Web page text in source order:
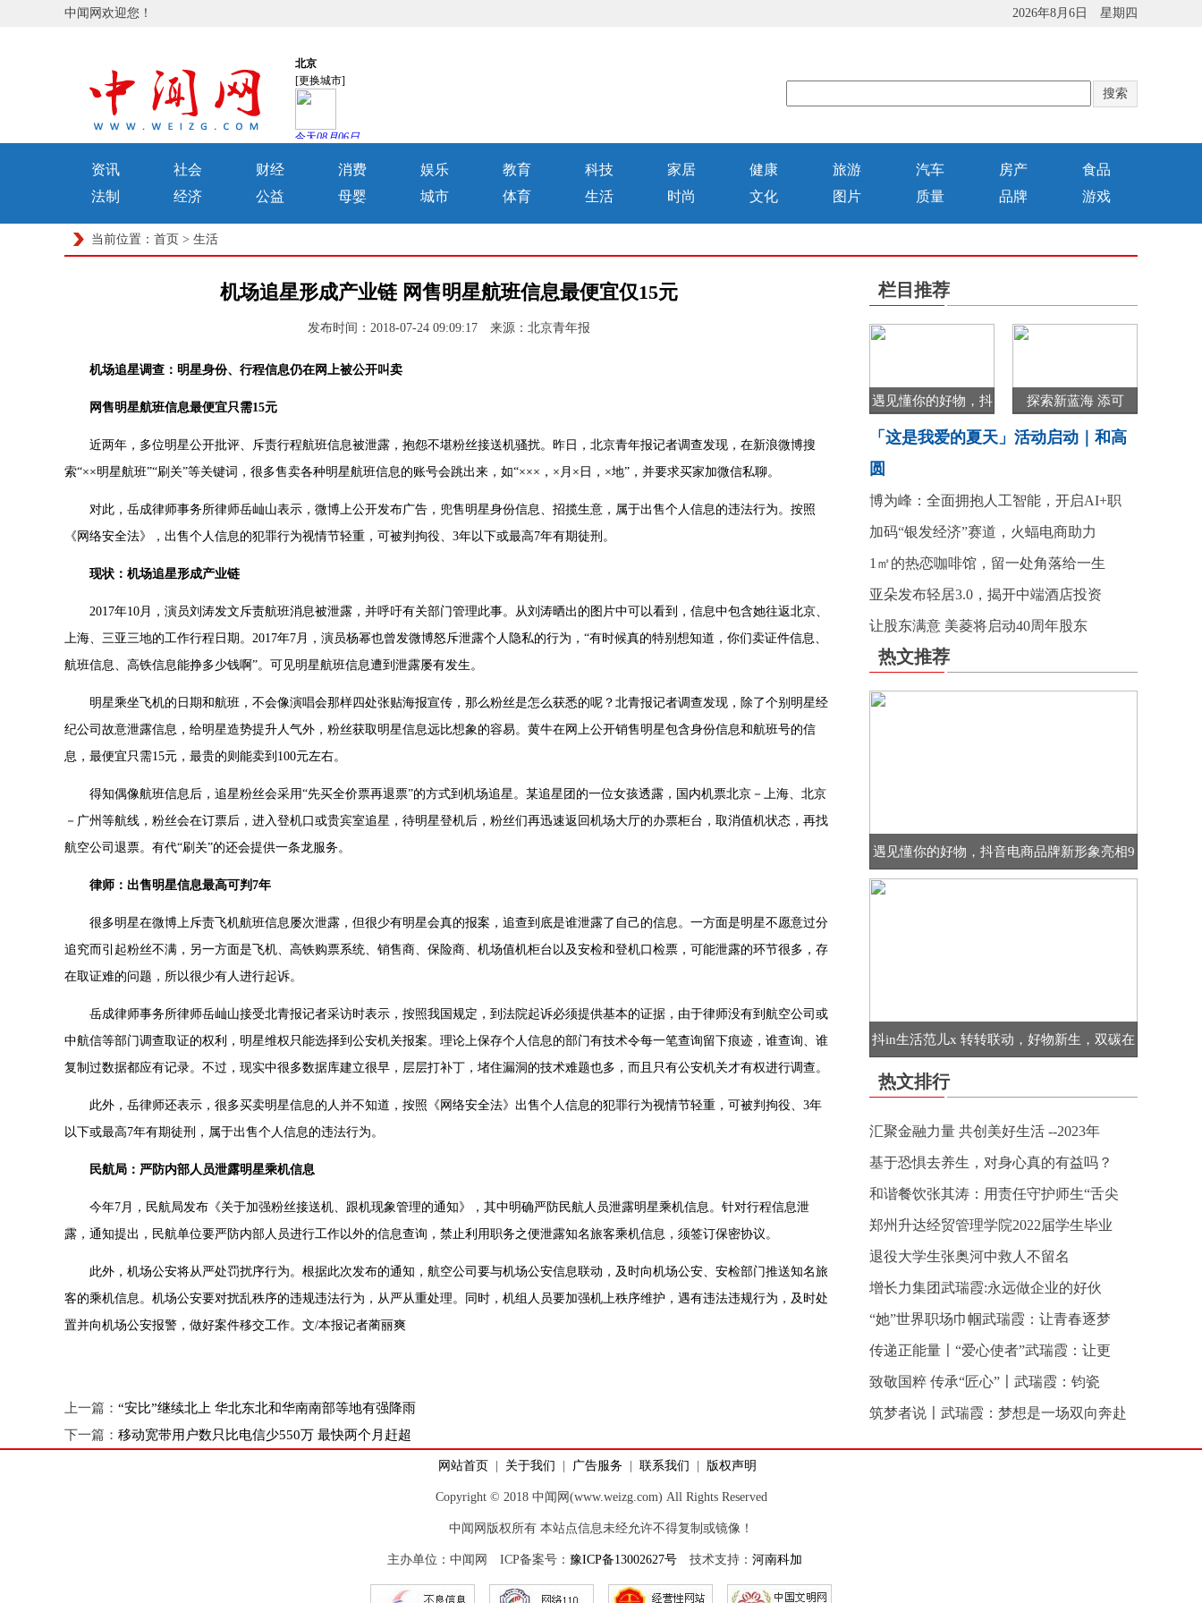
中闻网欢迎您！ 2026年8月6日 星期四
资讯 社会 财经 消费 娱乐 教育 科技 家居 健康 旅游 汽车 房产
食品
法制
经济 公益 母婴 城市 体育 生活 时尚 文化 图片 质量 品牌 游戏
当前位置： 首页 > 生活
机场追星形成产业链 网售明星航班信息最便宜仅15元
发布时间：2018-07-24 09:09:17 来源：北京青年报
机场追星调查：明星身份、行程信息仍在网上被公开叫卖
网售明星航班信息最便宜只需15元
近两年，多位明星公开批评、斥责行程航班信息被泄露，抱怨不堪粉丝接送机骚扰。昨日，北京青年报记者调查发现，在新浪微博搜
索“××明星航班”“刷关”等关键词，很多售卖各种明星航班信息的账号会跳出来，如“×××，×月×日，×地”，并要求买家加微信私聊。
对此，岳成律师事务所律师岳屾山表示，微博上公开发布广告，兜售明星身份信息、招揽生意，属于出售个人信息的违法行为。按照
《网络安全法》，出售个人信息的犯罪行为视情节轻重，可被判拘役、3年以下或最高7年有期徒刑。
现状：机场追星形成产业链
2017年10月，演员刘涛发文斥责航班消息被泄露，并呼吁有关部门管理此事。从刘涛晒出的图片中可以看到，信息中包含她往返北京、
上海、三亚三地的工作行程日期。2017年7月，演员杨幂也曾发微博怒斥泄露个人隐私的行为，“有时候真的特别想知道，你们卖证件信息、
航班信息、高铁信息能挣多少钱啊”。可见明星航班信息遭到泄露屡有发生。
明星乘坐飞机的日期和航班，不会像演唱会那样四处张贴海报宣传，那么粉丝是怎么获悉的呢？北青报记者调查发现，除了个别明星经
纪公司故意泄露信息，给明星造势提升人气外，粉丝获取明星信息远比想象的容易。黄牛在网上公开销售明星包含身份信息和航班号的信
息，最便宜只需15元，最贵的则能卖到100元左右。
得知偶像航班信息后，追星粉丝会采用“先买全价票再退票”的方式到机场追星。某追星团的一位女孩透露，国内机票北京－上海、北京
－广州等航线，粉丝会在订票后，进入登机口或贵宾室追星，待明星登机后，粉丝们再迅速返回机场大厅的办票柜台，取消值机状态，再找
航空公司退票。有代“刷关”的还会提供一条龙服务。
律师：出售明星信息最高可判7年
很多明星在微博上斥责飞机航班信息屡次泄露，但很少有明星会真的报案，追查到底是谁泄露了自己的信息。一方面是明星不愿意过分
追究而引起粉丝不满，另一方面是飞机、高铁购票系统、销售商、保险商、机场值机柜台以及安检和登机口检票，可能泄露的环节很多，存
在取证难的问题，所以很少有人进行起诉。
岳成律师事务所律师岳屾山接受北青报记者采访时表示，按照我国规定，到法院起诉必须提供基本的证据，由于律师没有到航空公司或
中航信等部门调查取证的权利，明星维权只能选择到公安机关报案。理论上保存个人信息的部门有技术令每一笔查询留下痕迹，谁查询、谁
复制过数据都应有记录。不过，现实中很多数据库建立很早，层层打补丁，堵住漏洞的技术难题也多，而且只有公安机关才有权进行调查。
此外，岳律师还表示，很多买卖明星信息的人并不知道，按照《网络安全法》出售个人信息的犯罪行为视情节轻重，可被判拘役、3年
以下或最高7年有期徒刑，属于出售个人信息的违法行为。
民航局：严防内部人员泄露明星乘机信息
今年7月，民航局发布《关于加强粉丝接送机、跟机现象管理的通知》，其中明确严防民航人员泄露明星乘机信息。针对行程信息泄
露，通知提出，民航单位要严防内部人员进行工作以外的信息查询，禁止利用职务之便泄露知名旅客乘机信息，须签订保密协议。
此外，机场公安将从严处罚扰序行为。根据此次发布的通知，航空公司要与机场公安信息联动，及时向机场公安、安检部门推送知名旅
客的乘机信息。机场公安要对扰乱秩序的违规违法行为，从严从重处理。同时，机组人员要加强机上秩序维护，遇有违法违规行为，及时处
置并向机场公安报警，做好案件移交工作。文/本报记者蔺丽爽
上一篇： “安比”继续北上 华北东北和华南南部等地有强降雨
下一篇： 移动宽带用户数只比电信少550万 最快两个月赶超
栏目推荐
遇见懂你的好物，抖 探索新蓝海 添可
「这是我爱的夏天」活动启动｜和高
圆
博为峰：全面拥抱人工智能，开启AI+职
加码“银发经济”赛道，火蝠电商助力
1㎡的热恋咖啡馆，留一处角落给一生
亚朵发布轻居3.0，揭开中端酒店投资
让股东满意 美菱将启动40周年股东
热文推荐
遇见懂你的好物，抖音电商品牌新形象亮相9
抖in生活范儿x 转转联动，好物新生，双碳在
热文排行
汇聚金融力量 共创美好生活 --2023年
基于恐惧去养生，对身心真的有益吗？
和谐餐饮张其涛：用责任守护师生“舌尖
郑州升达经贸管理学院2022届学生毕业
退役大学生张奥河中救人不留名
增长力集团武瑞霞:永远做企业的好伙
“她”世界职场巾帼武瑞霞：让青春逐梦
传递正能量〡“爱心使者”武瑞霞：让更
致敬国粹 传承“匠心”〡武瑞霞：钧瓷
筑梦者说〡武瑞霞：梦想是一场双向奔赴
网站首页 关于我们 广告服务 联系我们 版权声明
Copyright © 2018 中闻网(www.weizg.com) All Rights Reserved
中闻网版权所有 本站点信息未经允许不得复制或镜像！
主办单位：中闻网 ICP备案号： 豫ICP备13002627号 技术支持： 河南科加